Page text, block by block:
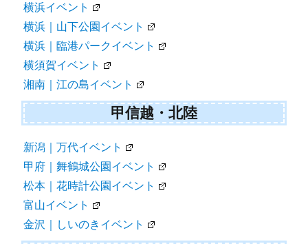
横浜イベント
横浜｜山下公園イベント
横浜｜臨港パークイベント
横須賀イベント
湘南｜江の島イベント
甲信越・北陸
新潟｜万代イベント
甲府｜舞鶴城公園イベント
松本｜花時計公園イベント
富山イベント
金沢｜しいのきイベント